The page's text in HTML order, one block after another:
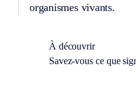
organismes vivants.
À découvrir
Savez-vous ce que